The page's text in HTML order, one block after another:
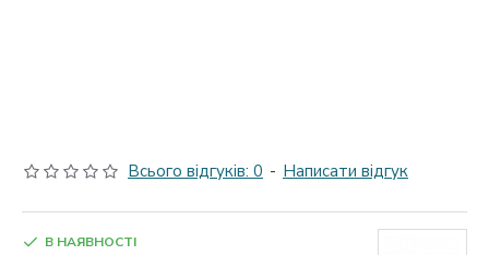
Всього відгуків: 0 - Написати відгук
В НАЯВНОСТІ